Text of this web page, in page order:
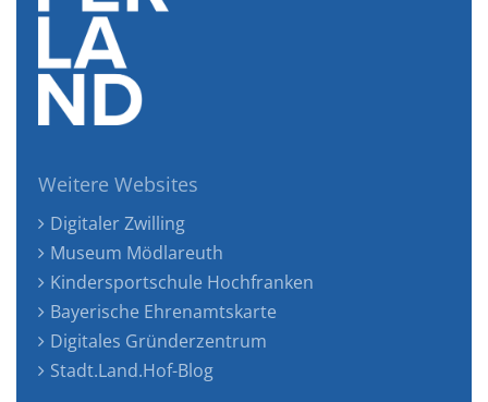
Weitere Websites
Digitaler Zwilling
Museum Mödlareuth
Kindersportschule Hochfranken
Bayerische Ehrenamtskarte
Digitales Gründerzentrum
Stadt.Land.Hof-Blog